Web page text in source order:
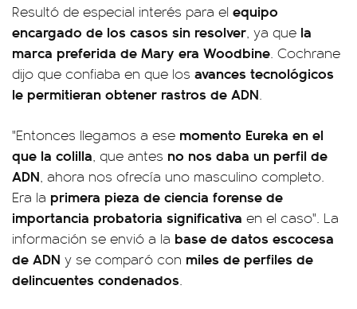
Resultó de especial interés para el equipo
encargado de los casos sin resolver, ya que la
marca preferida de Mary era Woodbine. Cochrane
dijo que confiaba en que los avances tecnológicos
le permitieran obtener rastros de ADN.
"Entonces llegamos a ese momento Eureka en el
que la colilla, que antes no nos daba un perfil de
ADN, ahora nos ofrecía uno masculino completo.
Era la primera pieza de ciencia forense de
importancia probatoria significativa en el caso". La
información se envió a la base de datos escocesa
de ADN y se comparó con miles de perfiles de
delincuentes condenados.